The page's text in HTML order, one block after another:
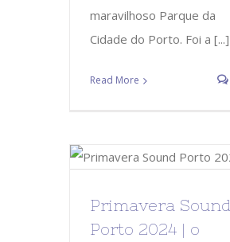
maravilhoso Parque da
Cidade do Porto. Foi a [...]
Read More
Primavera Sound
Porto 2024 | o